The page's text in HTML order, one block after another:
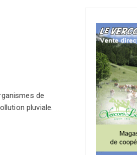
de
pluviale.